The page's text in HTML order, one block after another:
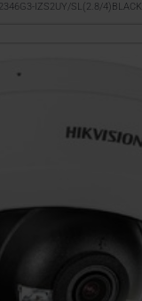
IZS2UY/SL(2.8/4)BLACK